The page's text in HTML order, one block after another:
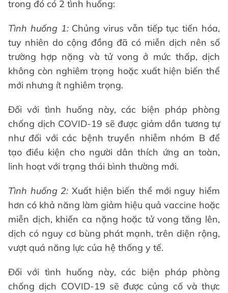
trong đó có 2 tình huống:
Tình huống 1:Chủng virus vẫn tiếp tục tiến hóa,
tuy nhiên do cộng đồng đã có miễn dịch nên số
trường hợp nặng và tử vong ở mức thấp, dịch
không còn nghiêm trọng hoặc xuất hiện biến thể
mới nhưng ít nghiêm trọng.
Đối với tình huống này, các biện pháp phòng
chống dịch COVID-19 sẽ được giảm dần tương tự
như đối với các bệnh truyền nhiễm nhóm B để
tạo điều kiện cho người dân thích ứng an toàn,
linh hoạt với trạng thái bình thường mới.
Tình huống 2: Xuất hiện biến thể mới nguy hiểm
hơn có khả năng làm giảm hiệu quả vaccine hoặc
miễn dịch, khiến ca nặng hoặc tử vong tăng lên,
dịch có nguy cơ bùng phát mạnh, trên diện rộng,
vượt quá năng lực của hệ thống y tế.
Đối với tình huống này, các biện pháp phòng
chống dịch COVID-19 sẽ được củng cố và thực